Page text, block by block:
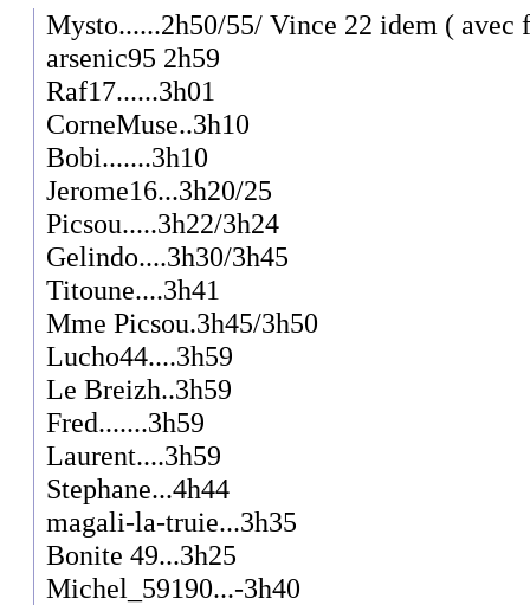
Mysto......2h50/55/ Vince 22 idem ( avec
arsenic95 2h59
Raf17......3h01
CorneMuse..3h10
Bobi.......3h10
Jerome16...3h20/25
Picsou.....3h22/3h24
Gelindo....3h30/3h45
Titoune....3h41
Mme Picsou.3h45/3h50
Lucho44....3h59
Le Breizh..3h59
Fred.......3h59
Laurent....3h59
Stephane...4h44
magali-la-truie...3h35
Bonite 49...3h25
Michel_59190...-3h40